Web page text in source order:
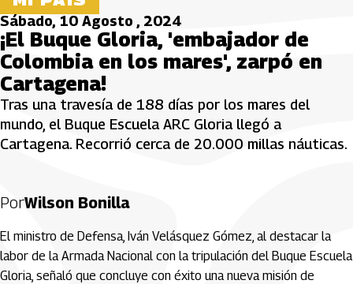
Sábado, 10 Agosto , 2024
¡El Buque Gloria, 'embajador de
Colombia en los mares', zarpó en
Cartagena!
Tras una travesía de 188 días por los mares del
mundo, el Buque Escuela ARC Gloria llegó a
Cartagena. Recorrió cerca de 20.000 millas náuticas.
PorWilson Bonilla
El ministro de Defensa, Iván Velásquez Gómez, al destacar la
labor de la Armada Nacional con la tripulación del Buque Escuela
Gloria, señaló que concluye con éxito una nueva misión de